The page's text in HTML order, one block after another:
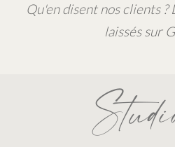
Qu'en disent nos clients
laissés sur